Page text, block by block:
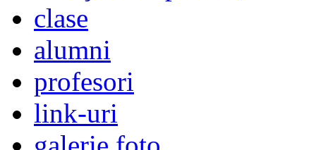
clase
alumni
profesori
link-uri